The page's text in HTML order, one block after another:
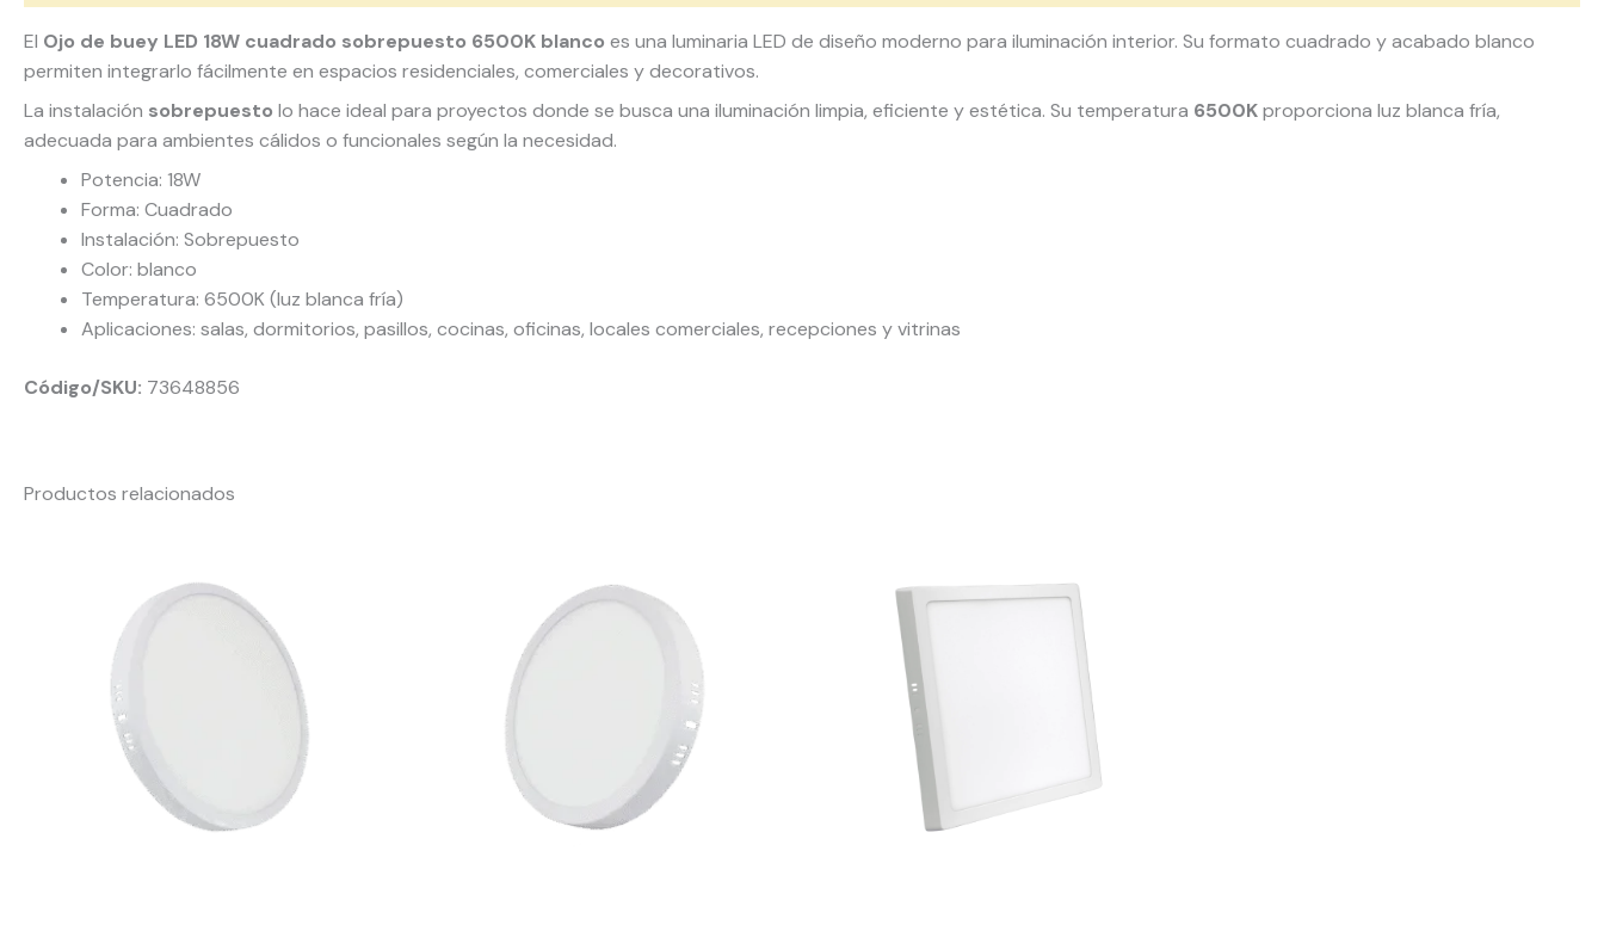
El Ojo de buey LED 18W cuadrado sobrepuesto 6500K blanco es una luminaria LED de diseño moderno para iluminación interior. Su formato cuadrado y acabado blanco
permiten integrarlo fácilmente en espacios residenciales, comerciales y decorativos.
La instalación sobrepuesto lo hace ideal para proyectos donde se busca una iluminación limpia, eficiente y estética. Su temperatura 6500Kproporciona luz blanca fría,
adecuada para ambientes cálidos o funcionales según la necesidad.
Potencia: 18W
Forma: Cuadrado
Instalación: Sobrepuesto
Color: blanco
Temperatura: 6500K (luz blanca fría)
Aplicaciones: salas, dormitorios, pasillos, cocinas, oficinas, locales comerciales, recepciones y vitrinas
Código/SKU: 73648856
Productos relacionados